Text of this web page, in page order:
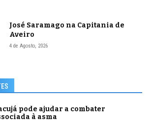
José Saramago na Capitania de
Aveiro
4 de Agosto, 2026
pode ajudar a combater
à asma